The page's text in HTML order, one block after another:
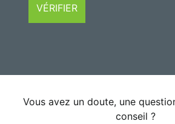
VÉRIFIER
Vous avez un doute, une
conseil ?